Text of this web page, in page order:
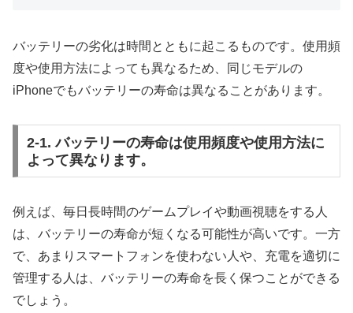
バッテリーの劣化は時間とともに起こるものです。使用頻
度や使用方法によっても異なるため、同じモデルの
iPhoneでもバッテリーの寿命は異なることがあります。
2-1. バッテリーの寿命は使用頻度や使用方法に
よって異なります。
例えば、毎日長時間のゲームプレイや動画視聴をする人
は、バッテリーの寿命が短くなる可能性が高いです。一方
で、あまりスマートフォンを使わない人や、充電を適切に
管理する人は、バッテリーの寿命を長く保つことができる
でしょう。